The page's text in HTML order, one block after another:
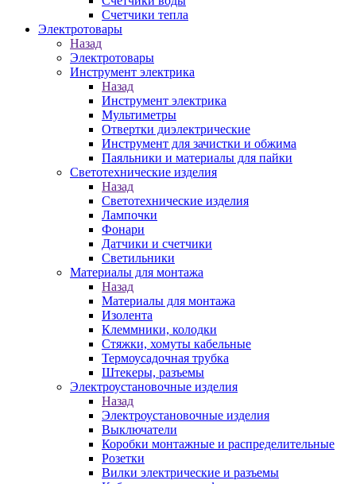
Счетчики тепла
Электротовары
Назад
Электротовары
Инструмент электрика
Назад
Инструмент электрика
Мультиметры
Отвертки диэлектрические
Инструмент для зачистки и обжима
Паяльники и материалы для пайки
Светотехнические изделия
Назад
Светотехнические изделия
Лампочки
Фонари
Датчики и счетчики
Светильники
Материалы для монтажа
Назад
Материалы для монтажа
Изолента
Клеммники, колодки
Стяжки, хомуты кабельные
Термоусадочная трубка
Штекеры, разъемы
Электроустановочные изделия
Назад
Электроустановочные изделия
Выключатели
Коробки монтажные и распределительные
Розетки
Вилки электрические и разъемы